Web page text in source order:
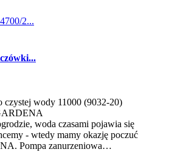
woda czasami pojawia się
- wtedy mamy okazję poczuć
Pompa zanurzeniowa…